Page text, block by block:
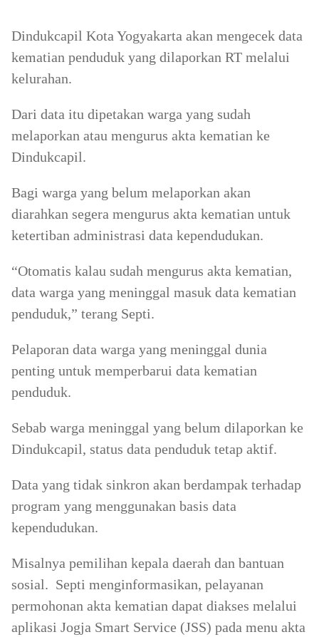
Dindukcapil Kota Yogyakarta akan mengecek data
kematian penduduk yang dilaporkan RT melalui
kelurahan.
Dari data itu dipetakan warga yang sudah
melaporkan atau mengurus akta kematian ke
Dindukcapil.
Bagi warga yang belum melaporkan akan
diarahkan segera mengurus akta kematian untuk
ketertiban administrasi data kependudukan.
“Otomatis kalau sudah mengurus akta kematian,
data warga yang meninggal masuk data kematian
penduduk,” terang Septi.
Pelaporan data warga yang meninggal dunia
penting untuk memperbarui data kematian
penduduk.
Sebab warga meninggal yang belum dilaporkan ke
Dindukcapil, status data penduduk tetap aktif.
Data yang tidak sinkron akan berdampak terhadap
program yang menggunakan basis data
kependudukan.
Misalnya pemilihan kepala daerah dan bantuan
sosial. Septi menginformasikan, pelayanan
permohonan akta kematian dapat diakses melalui
aplikasi Jogja Smart Service (JSS) pada menu akta